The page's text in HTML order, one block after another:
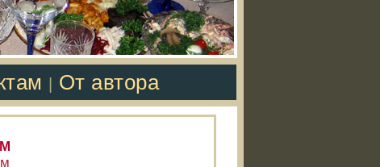
От автора